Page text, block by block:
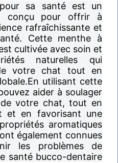
sa santé est un
conçu pour offrir à
rafraîchissante et
Cette menthe à
cultivée avec soin et
naturelles qui
votre chat tout en
utilisant cette
aider à soulager
votre chat, tout en
et en favorisant une
aromatiques
également connues
les problèmes de
santé bucco-dentaire